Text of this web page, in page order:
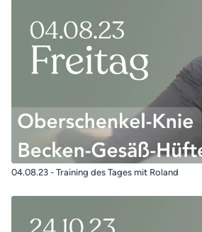
04.08.23 - Training des Tages mit Roland